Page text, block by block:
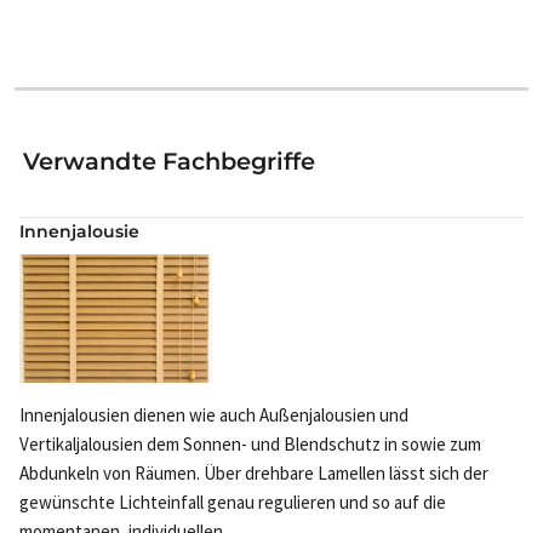
Verwandte Fachbegriffe
Innenjalousie
Innenjalousien dienen wie auch Außenjalousien und
Vertikaljalousien dem Sonnen- und Blendschutz in sowie zum
Abdunkeln von Räumen. Über drehbare Lamellen lässt sich der
gewünschte Lichteinfall genau regulieren und so auf die